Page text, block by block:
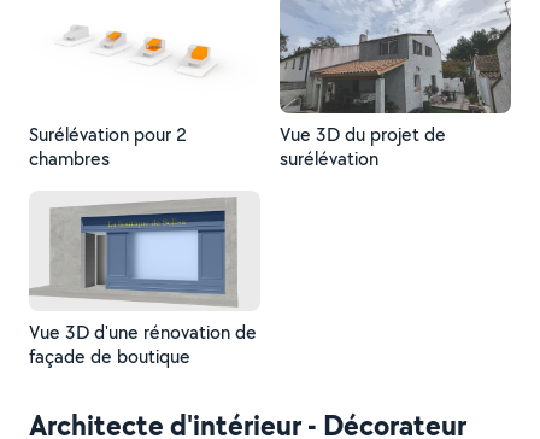
Surélévation pour 2
chambres
Vue 3D du projet de
surélévation
Vue 3D d'une rénovation de
façade de boutique
Architecte d'intérieur - Décorateur